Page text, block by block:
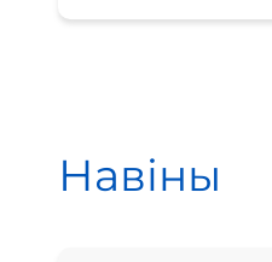
Навіны